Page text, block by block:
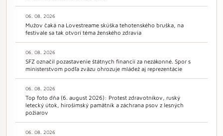
06. 08. 2026
Mužov čaká na Lovestreame skúška tehotenského bruška, na
festivale sa tak otvorí téma ženského zdravia
06. 08. 2026
SFZ označil pozastavenie štátnych financií za nezákonné. Spor s
ministerstvom podľa zväzu ohrozuje mládež aj reprezentácie
06. 08. 2026
Top foto dňa (6. august 2026): Protest zdravotníkov, ruský
letecký útok, hirošimský pamätník a záchrana psov z lesných
požiarov
06. 08. 2026